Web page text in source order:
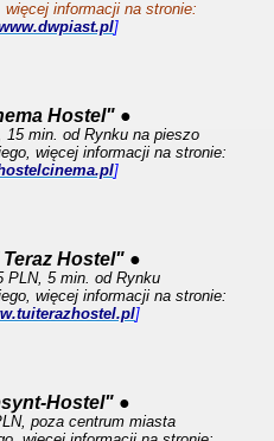
więcej informacji na stronie:
]
Hostel" ●
15 min. od Rynku na pieszo
więcej informacji na stronie:
]
Hostel" ●
PLN, 5 min. od Rynku
więcej informacji na stronie:
]
Hostel" ●
poza centrum miasta